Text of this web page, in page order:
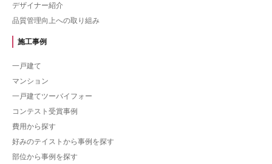
デザイナー紹介
品質管理向上への取り組み
施工事例
一戸建て
マンション
一戸建てツーバイフォー
コンテスト受賞事例
費用から探す
好みのテイストから事例を探す
部位から事例を探す